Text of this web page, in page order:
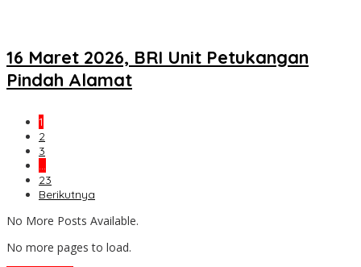
16 Maret 2026, BRI Unit Petukangan
Pindah Alamat
1
2
3
…
23
Berikutnya
No More Posts Available.
No more pages to load.